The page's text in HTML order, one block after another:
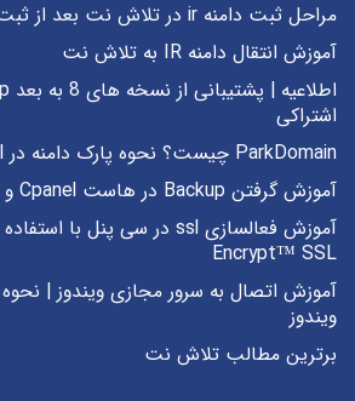
مراحل ثبت دامنه ir در تلاش نت بعد از ثبت نام در ایرنیک
آموزش انتقال دامنه IR به تلاش نت
اشتراکی
ParkDomain چیست؟ نحوه پارک دامنه در cpanel
آموزش گرفتن Backup در هاست Cpanel و انتقال به سرور دیگر
Encrypt™ SSL
آموزش اتصال به سرور مجازی ویندوز | نحوه
ویندوز
برترین مطالب تلاش نت